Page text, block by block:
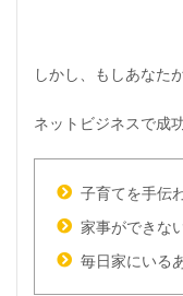
しかし、もしあなた
ネットビジネスで成
子育てを手伝
家事ができな
毎日家にいる